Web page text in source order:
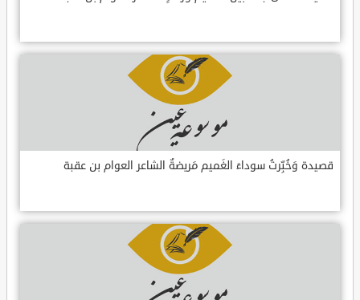
قصيدة وَخُبِّرتُ سوداءَ الغَميم مَريضةٌ الشاعر العوام بن عقبة